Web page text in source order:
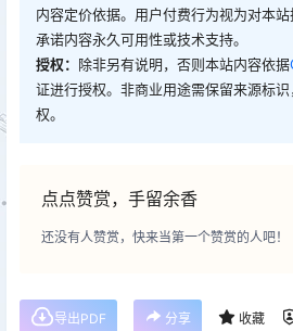
内容定价依据。用户付费行为视为对本
承诺内容永久可用性或技术支持。
授权： 除非另有说明，否则本站内容依据
证进行授权。非商业用途需保留来源标
权。
点点赞赏，手留余香
还没有人赞赏，快来当第一个赞赏的人吧！
导出PDF 分享 收藏